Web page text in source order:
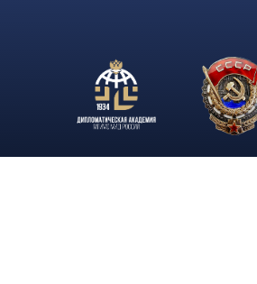
А.В.Яковенко вручил грамоты
клуба при кафедре романо-германских